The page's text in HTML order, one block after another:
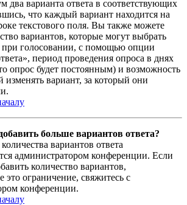
два варианта ответа в соответствующих
что каждый вариант находится на
текстового поля. Вы также можете
вариантов, которые могут выбрать
при голосовании, с помощью опции
период проведения опроса в днях
опрос будет постоянным) и возможность
изменять вариант, за который они
больше вариантов ответа?
вариантов ответа
администратором конференции. Если
количество вариантов,
ограничение, свяжитесь с
конференции.